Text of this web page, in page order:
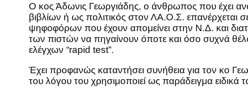
Ο κος Άδωνις Γεωργιάδης, ο άνθρωπος που έχει
βιβλίων ή ως πολιτικός στον ΛΑ.Ο.Σ. επανέρχεται
ψηφοφόρων που έχουν απομείνει στην Ν.Δ. και
των πιστών να πηγαίνουν όποτε και όσο συχνά
ελέγχων “rapid test”.
Έχει προφανώς καταντήσει συνήθεια για τον κο
του λόγου του χρησιμοποιεί ως παράδειγμα ειδικά